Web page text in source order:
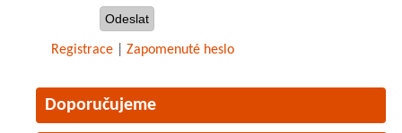
Registrace Zapomenuté heslo
Doporučujeme